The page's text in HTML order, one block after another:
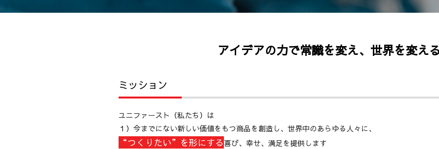
アイデアの力で常識を変え、世界を変える
ミッション
ユニファースト（私たち）は
１）今までにない新しい価値をもつ商品を創造し、世界中のあらゆる人々に、
“つくりたい”を形にする喜び、幸せ、満足を提供します